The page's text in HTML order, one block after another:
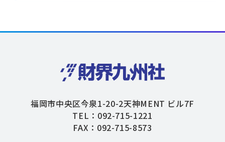
福岡市中央区今泉1-20-2天神MENT ビル7F
TEL：092-715-1221
FAX：092-715-8573